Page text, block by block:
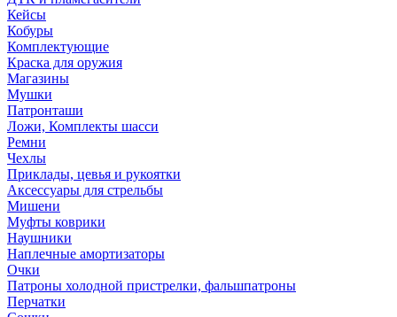
Кейсы
Кобуры
Комплектующие
Краска для оружия
Магазины
Мушки
Патронташи
Ложи, Комплекты шасси
Ремни
Чехлы
Приклады, цевья и рукоятки
Аксессуары для стрельбы
Мишени
Муфты коврики
Наушники
Наплечные амортизаторы
Очки
Патроны холодной пристрелки, фальшпатроны
Перчатки